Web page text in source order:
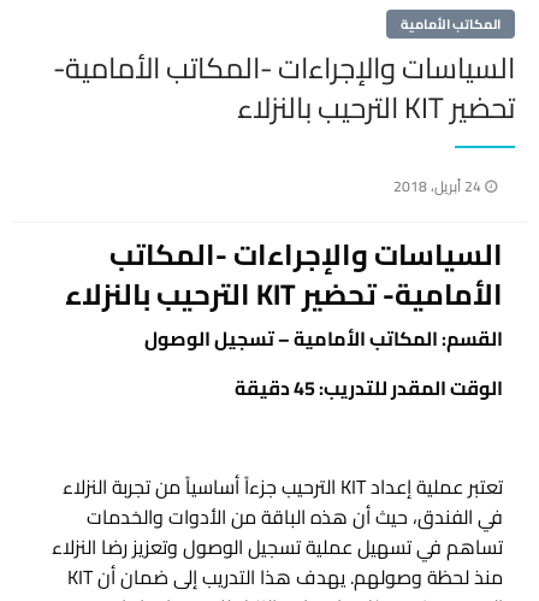
المكاتب الأمامية
السياسات والإجراءات -المكاتب الأمامية-
تحضير KIT الترحيب بالنزلاء
نُشر
24 أبريل، 2018
السياسات والإجراءات -المكاتب
الأمامية- تحضير KIT الترحيب بالنزلاء
القسم: المكاتب الأمامية – تسجيل الوصول
الوقت المقدر للتدريب: 45 دقيقة
تعتبر عملية إعداد KIT الترحيب جزءاً أساسياً من تجربة النزلاء
في الفندق، حيث أن هذه الباقة من الأدوات والخدمات
تساهم في تسهيل عملية تسجيل الوصول وتعزيز رضا النزلاء
منذ لحظة وصولهم. يهدف هذا التدريب إلى ضمان أن KIT